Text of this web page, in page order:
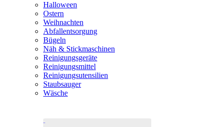
Halloween
Ostern
Weihnachten
Abfallentsorgung
Bügeln
Näh & Stickmaschinen
Reinigungsgeräte
Reinigungsmittel
Reinigungsutensilien
Staubsauger
Wäsche